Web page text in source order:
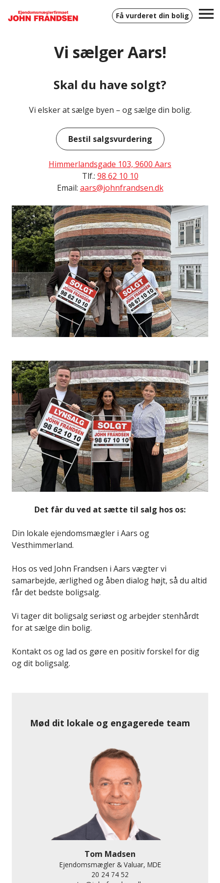
Få vurderet din bolig
Vi sælger Aars!
Skal du have solgt?
Vi elsker at sælge byen – og sælge din bolig.
Bestil salgsvurdering
Himmerlandsgade 103, 9600 Aars
Tlf.: 98 62 10 10
Email: aars@johnfrandsen.dk
Det får du ved at sætte til salg hos os:
Din lokale ejendomsmægler i Aars og
Vesthimmerland.
Hos os ved John Frandsen i Aars vægter vi
samarbejde, ærlighed og åben dialog højt, så du altid
får det bedste boligsalg.
Vi tager dit boligsalg seriøst og arbejder stenhårdt
for at sælge din bolig.
Kontakt os og lad os gøre en positiv forskel for dig
og dit boligsalg.
Mød dit lokale og engagerede team
Tom Madsen
Ejendomsmægler & Valuar, MDE
20 24 74 52